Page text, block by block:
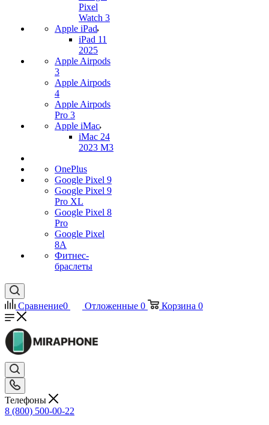
Pixel
Watch 3
Apple iPad
iPad 11
2025
Apple Airpods
3
Apple Airpods
4
Apple Airpods
Pro 3
Apple iMac
iMac 24
2023 M3
OnePlus
Google Pixel 9
Google Pixel 9
Pro XL
Google Pixel 8
Pro
Google Pixel
8A
Фитнес-
браслеты
Сравнение0 Отложенные 0 Корзина 0
Телефоны
8 (800) 500-00-22